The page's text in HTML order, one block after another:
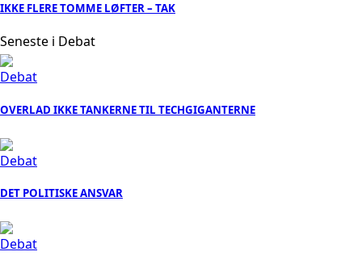
IKKE FLERE TOMME LØFTER – TAK
Seneste i Debat
Debat
OVERLAD IKKE TANKERNE TIL TECHGIGANTERNE
Debat
DET POLITISKE ANSVAR
Debat